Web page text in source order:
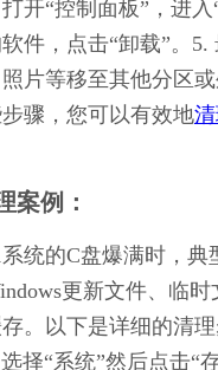
开“控制面板”，进入
件，点击“卸载”。5.
片等移至其他分区
骤，您可以有效地
案例：
系统的C盘爆满时，典
更新文件、临
。以下是详细的清
择“系统”然后点击“